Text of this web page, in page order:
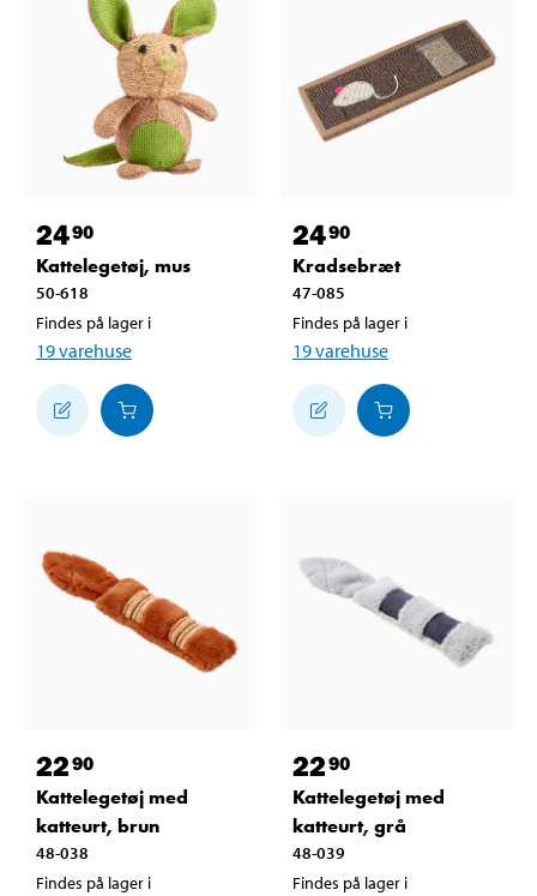
2490
Kattelegetøj, mus
50-618
Findes på lager i
19varehuse
2490
Kradsebræt
47-085
Findes på lager i
19varehuse
2290
Kattelegetøj med
katteurt, brun
48-038
Findes på lager i
2290
Kattelegetøj med
katteurt, grå
48-039
Findes på lager i